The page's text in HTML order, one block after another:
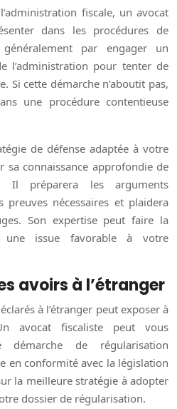
fiscale, un avocat
dans les procédures de
par engager un
l’administration pour tenter de
Si cette démarche n’aboutit pas,
une procédure contentieuse
de défense adaptée à votre
sa connaissance approfondie de
Il préparera les arguments
preuves nécessaires et plaidera
Son expertise peut faire la
une issue favorable à votre
avoirs à l’étranger
à l’étranger peut exposer à
avocat fiscaliste peut vous
démarche de régularisation
en conformité avec la législation
la meilleure stratégie à adopter
dossier de régularisation.